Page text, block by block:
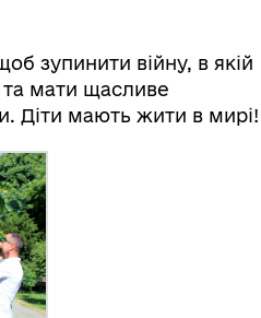
зупинити війну, в якій
та мати щасливе
Діти мають жити в мирі!